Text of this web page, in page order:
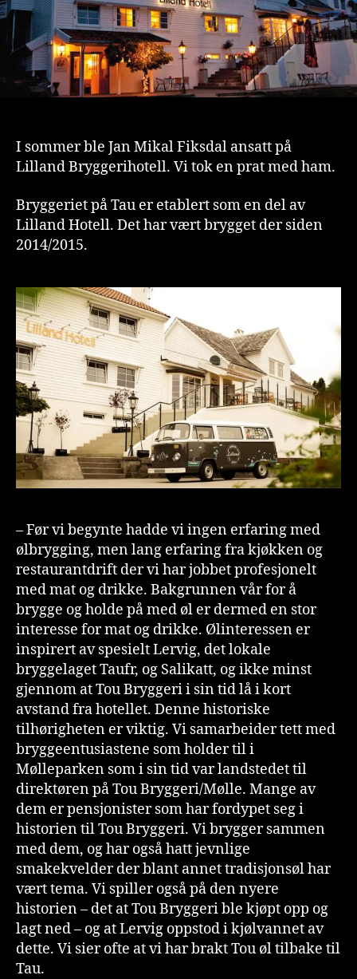
I sommer ble Jan Mikal Fiksdal ansatt på
Lilland Bryggerihotell. Vi tok en prat med ham.
Bryggeriet på Tau er etablert som en del av
Lilland Hotell. Det har vært brygget der siden
2014/2015.
– Før vi begynte hadde vi ingen erfaring med
ølbrygging, men lang erfaring fra kjøkken og
restaurantdrift der vi har jobbet profesjonelt
med mat og drikke. Bakgrunnen vår for å
brygge og holde på med øl er dermed en stor
interesse for mat og drikke. Ølinteressen er
inspirert av spesielt Lervig, det lokale
bryggelaget Taufr, og Salikatt, og ikke minst
gjennom at Tou Bryggeri i sin tid lå i kort
avstand fra hotellet. Denne historiske
tilhørigheten er viktig. Vi samarbeider tett med
bryggeentusiastene som holder til i
Mølleparken som i sin tid var landstedet til
direktøren på Tou Bryggeri/Mølle. Mange av
dem er pensjonister som har fordypet seg i
historien til Tou Bryggeri. Vi brygger sammen
med dem, og har også hatt jevnlige
smakekvelder der blant annet tradisjonsøl har
vært tema. Vi spiller også på den nyere
historien – det at Tou Bryggeri ble kjøpt opp og
lagt ned – og at Lervig oppstod i kjølvannet av
dette. Vi sier ofte at vi har brakt Tou øl tilbake til
Tau.